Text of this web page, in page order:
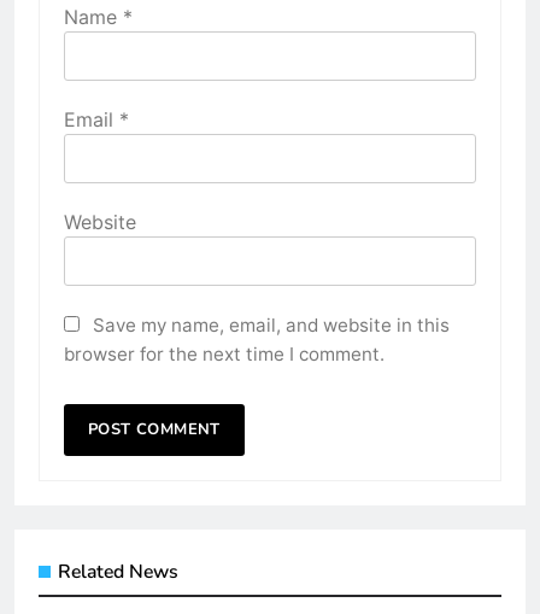
Name *
Email *
Website
Save my name, email, and website in this
browser for the next time I comment.
Related News